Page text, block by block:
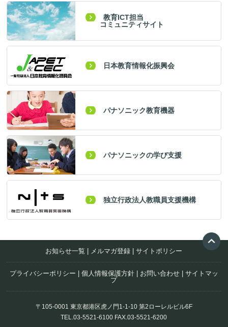
教育ICT担当
コミュニティサイト
日本教育情報化振興会
パナソニック教育機器
パナソニックの学び支援
独立行政法人教職員支援機構
お知らせ一覧 メルマガ登録 |サイトポリシー
プライバシーポリシー 個人情報保護方針| お問い合わせ| サイトマッ
プ
〒105-0001 東京都港区虎ノ門1-1-10 第2ローレルビル6F
TEL.03-5521-6100 FAX.03-5521-6200